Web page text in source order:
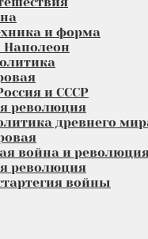
и форма
Наполеон
и СССР
революция
древнего
война и
революция
войны